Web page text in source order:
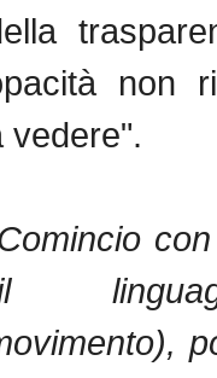
non
vedere".